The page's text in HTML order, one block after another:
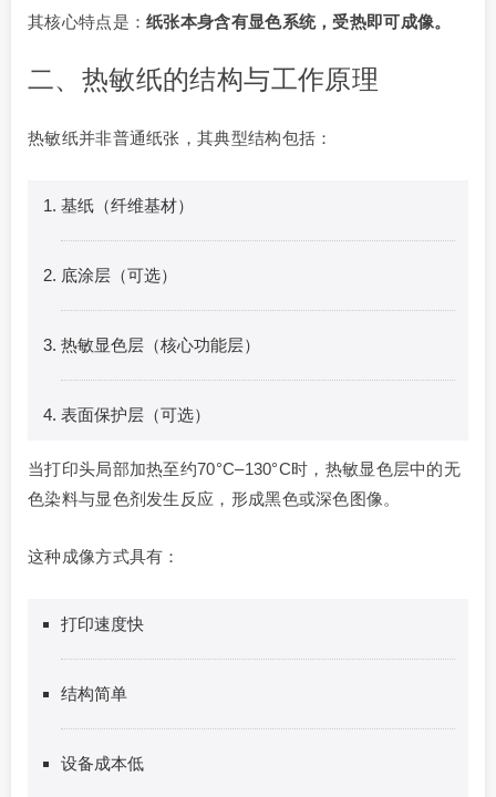
其核心特点是：纸张本身含有显色系统，受热即可成像。
二、热敏纸的结构与工作原理
热敏纸并非普通纸张，其典型结构包括：
基纸（纤维基材）
底涂层（可选）
热敏显色层（核心功能层）
表面保护层（可选）
当打印头局部加热至约70°C–130°C时，热敏显色层中的无
色染料与显色剂发生反应，形成黑色或深色图像。
这种成像方式具有：
打印速度快
结构简单
设备成本低